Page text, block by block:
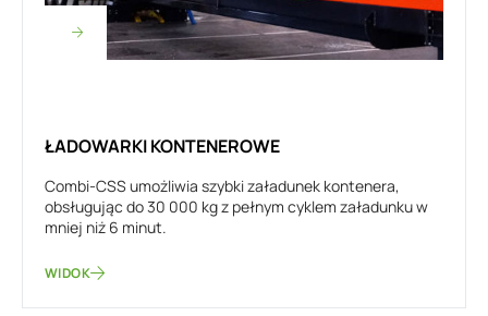
ŁADOWARKI KONTENEROWE
Combi-CSS umożliwia szybki załadunek kontenera,
obsługując do 30 000 kg z pełnym cyklem załadunku w
mniej niż 6 minut.
WIDOK